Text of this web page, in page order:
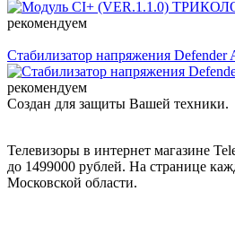
рекомендуем
Стабилизатор напряжения Defender
рекомендуем
Создан для защиты Вашей техники.
Телевизоры в интернет магазине
до 1499000 рублей. На странице
Московской области.